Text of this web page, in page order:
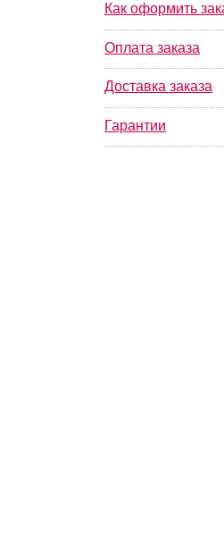
Как оформить
Оплата заказа
Доставка заказа
Гарантии